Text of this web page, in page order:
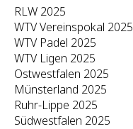
RLW 2025
WTV Vereinspokal 2025
WTV Padel 2025
WTV Ligen 2025
Ostwestfalen 2025
Münsterland 2025
Ruhr-Lippe 2025
Südwestfalen 2025